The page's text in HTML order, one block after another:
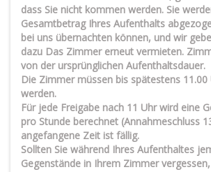
dass Sie nicht kommen werden. Sie
Gesamtbetrag Ihres Aufenthalts
bei uns übernachten können, und wir
dazu Das Zimmer erneut vermieten.
von der ursprünglichen Aufenthaltsdauer.
Die Zimmer müssen bis spätestens
werden.
Für jede Freigabe nach 11 Uhr wird eine
pro Stunde berechnet (Annahmeschluss
angefangene Zeit ist fällig.
Sollten Sie während Ihres Aufenthaltes
Gegenstände in Ihrem Zimmer